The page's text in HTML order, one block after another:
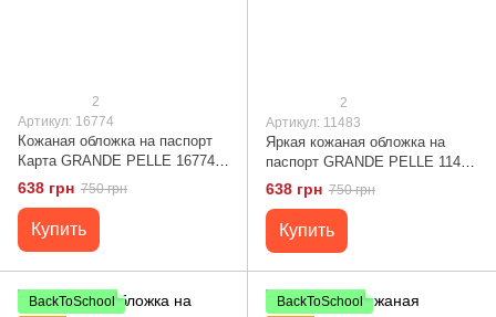
2
Артикул: 16774
Кожаная обложка на паспорт
Карта GRANDE PELLE 16774
Коричневая
638 грн 750 грн
Купить
2
Артикул: 11483
Яркая кожаная обложка на
паспорт GRANDE PELLE 11483
Красный
638 грн 750 грн
Купить
BackToSchool BackToSchool